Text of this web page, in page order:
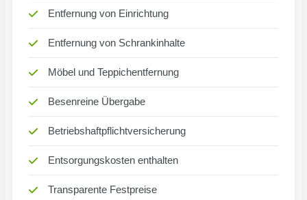
Entfernung von Einrichtung
Entfernung von Schrankinhalte
Möbel und Teppichentfernung
Besenreine Übergabe
Betriebshaftpflichtversicherung
Entsorgungskosten enthalten
Transparente Festpreise